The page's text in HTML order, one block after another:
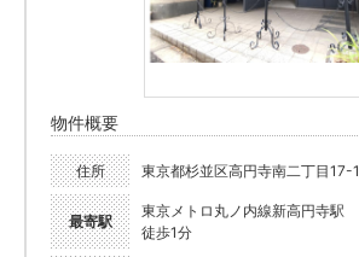
物件概要
住所 東京都杉並区高円寺南二丁目17-1
最寄駅
東京メトロ丸ノ内線新高円寺駅
徒歩1分